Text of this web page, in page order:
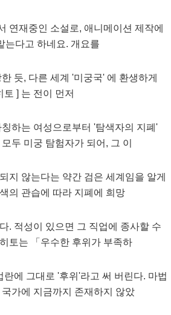
연재중인 소설로, 애니메이션 제작에
는다고 하네요. 개요를
듯, 다른 세계 '미궁국' 에 환생하게
토 ] 는 전이 먼저
하는 여성으로부터 '탐색자의 지폐'
두 미궁 탐험자가 되어, 그 이
지 않는다는 약간 검은 세계임을 알게
의 관습에 따라 지폐에 희망
. 적성이 있으면 그 직업에 종사할 수
토는 「우수한 후위가 부족하
란에 그대로 '후위'라고 써 버린다. 마법
가에 지금까지 존재하지 않았